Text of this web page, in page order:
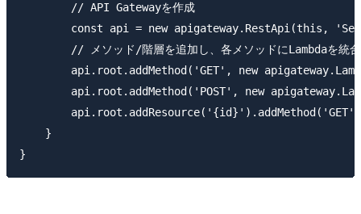
        // API Gatewayを作成
const api = new apigateway.RestApi(this,
// メソッド/階層を追加し、各メソッドにLambdaを統
api.root.addMethod('GET', new
api.root.addMethod('POST', new
    }